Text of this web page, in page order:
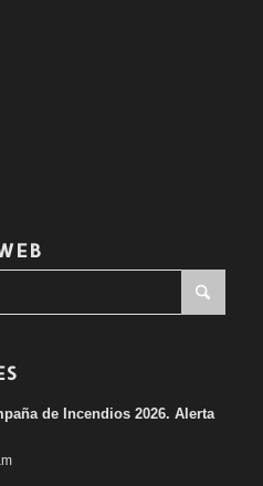
de Incendios 2026. Alerta